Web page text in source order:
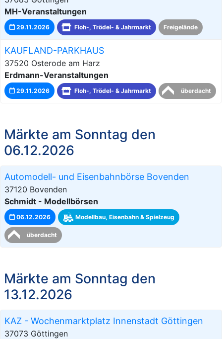
MH-Veranstaltungen
29.11.2026 Floh-, Trödel- & Jahrmarkt Freigelände
KAUFLAND-PARKHAUS
37520 Osterode am Harz
Erdmann-Veranstaltungen
29.11.2026 Floh-, Trödel- & Jahrmarkt überdacht
Märkte am Sonntag den
06.12.2026
Automodell- und Eisenbahnbörse Bovenden
37120 Bovenden
Schmidt - Modellbörsen
06.12.2026 Modellbau, Eisenbahn & Spielzeug
überdacht
Märkte am Sonntag den
13.12.2026
KAZ - Wochenmarktplatz Innenstadt Göttingen
37073 Göttingen